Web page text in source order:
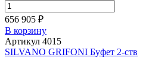
656 905 ₽
В корзину
Артикул 4015
SILVANO GRIFONI Буфет 2-ств